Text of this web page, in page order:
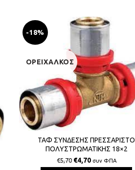
-18%
ΟΡΕΙΧΑΛΚΟΣ
ΤΑΦ ΣΥΝΔΕΣΗΣ ΠΡΕΣΣΑΡΙΣΤΟ
ΠΟΛΥΣΤΡΩΜΑΤΙΚΗΣ 18×2
€5,70 €4,70 συν ΦΠΑ